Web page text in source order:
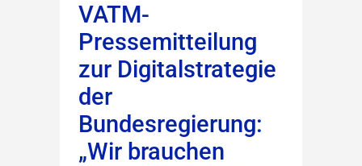
VATM-
Pressemitteilung
zur Digitalstrategie
der
Bundesregierung:
„Wir brauchen